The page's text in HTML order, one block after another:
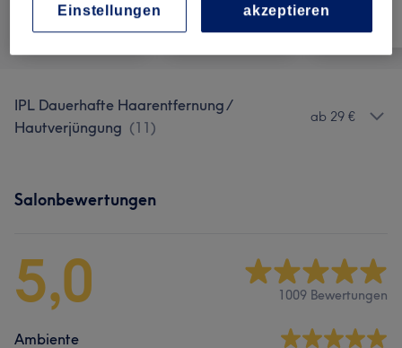
IPL Dauerhafte Haarentfernung /
Hautverjüngung (11)
ab 29 €
Salonbewertungen
5,0 1009 Bewertungen
Ambiente
Einstellungen
akzeptieren